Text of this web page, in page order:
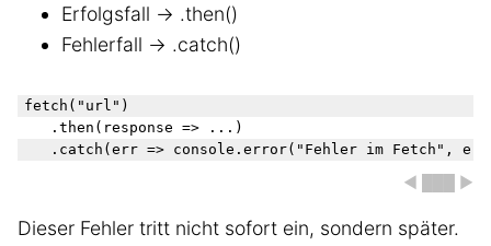
Erfolgsfall → .then()
Fehlerfall → .catch()
fetch("url")
◀ ███ ▶
Dieser Fehler tritt nicht sofort ein, sondern später.